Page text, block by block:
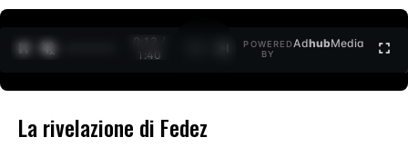
0:13 /
1:40
POWERED
BY
AdhubMedia
La rivelazione di Fedez